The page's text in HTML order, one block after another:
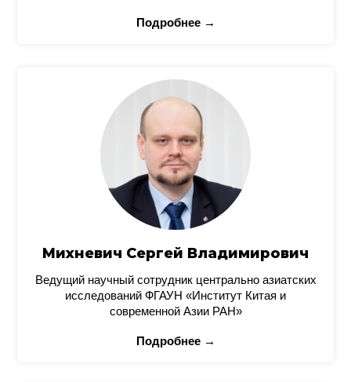
Подробнее →
Михневич Сергей Владимирович
Ведущий научный сотрудник центрально азиатских
исследований ФГАУН «Институт Китая и
современной Азии РАН»
Подробнее →